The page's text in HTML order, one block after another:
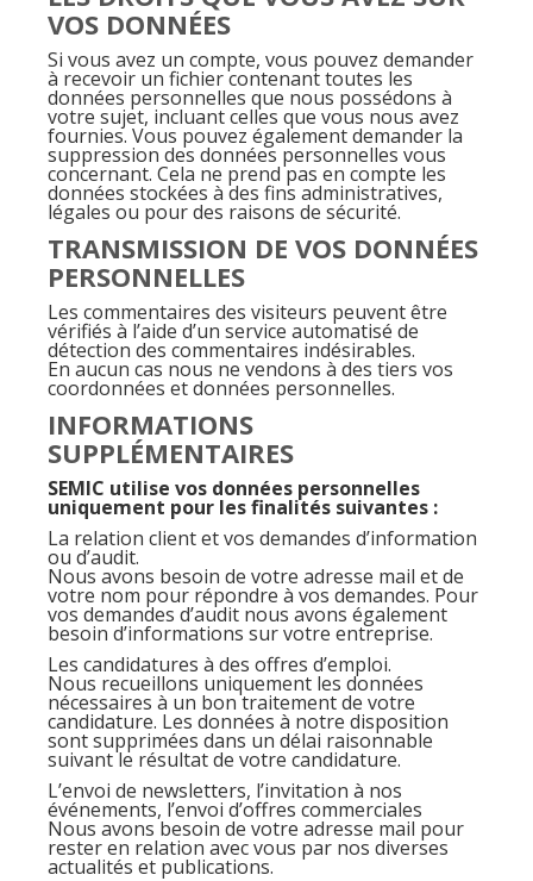
VOS DONNÉES
Si vous avez un compte, vous pouvez demander
à recevoir un fichier contenant toutes les
données personnelles que nous possédons à
votre sujet, incluant celles que vous nous avez
fournies. Vous pouvez également demander la
suppression des données personnelles vous
concernant. Cela ne prend pas en compte les
données stockées à des fins administratives,
légales ou pour des raisons de sécurité.
TRANSMISSION DE VOS DONNÉES
PERSONNELLES
Les commentaires des visiteurs peuvent être
vérifiés à l’aide d’un service automatisé de
détection des commentaires indésirables.
En aucun cas nous ne vendons à des tiers vos
coordonnées et données personnelles.
INFORMATIONS
SUPPLÉMENTAIRES
SEMIC utilise vos données personnelles
uniquement pour les finalités suivantes :
La relation client et vos demandes d’information
ou d’audit.
Nous avons besoin de votre adresse mail et de
votre nom pour répondre à vos demandes. Pour
vos demandes d’audit nous avons également
besoin d’informations sur votre entreprise.
Les candidatures à des offres d’emploi.
Nous recueillons uniquement les données
nécessaires à un bon traitement de votre
candidature. Les données à notre disposition
sont supprimées dans un délai raisonnable
suivant le résultat de votre candidature.
L’envoi de newsletters, l’invitation à nos
événements, l’envoi d’offres commerciales
Nous avons besoin de votre adresse mail pour
rester en relation avec vous par nos diverses
actualités et publications.